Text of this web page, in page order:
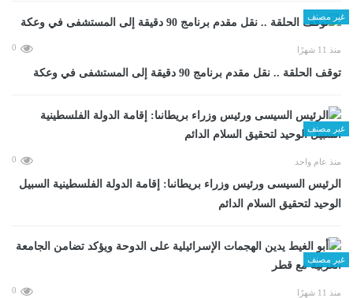
غير مصنف
منذ 11 شهرًا 0
توقف الحلقة .. نقل مقدم برنامج 90 دقيقة إلى المستشفى في وعكة
غير مصنف
منذ عام واحد 0
الرئيس السيسى ورئيس وزراء بريطانىا: إقامة الدولة الفلسطينية السبيل
الوحيد لتحقيق السلام الدائم
غير مصنف
منذ 11 شهرًا 0